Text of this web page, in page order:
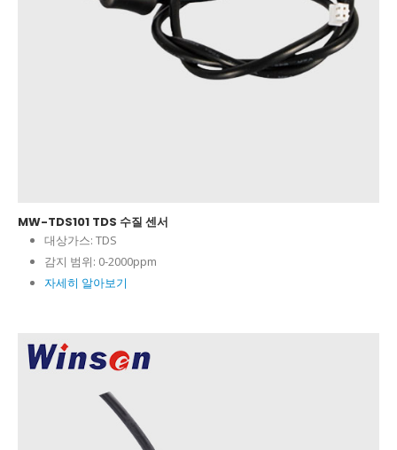
MW-TDS101 TDS 수질 센서
대상가스: TDS
감지 범위: 0-2000ppm
자세히 알아보기